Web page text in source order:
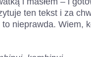
ten tekst i za
nieprawda. Wiem,